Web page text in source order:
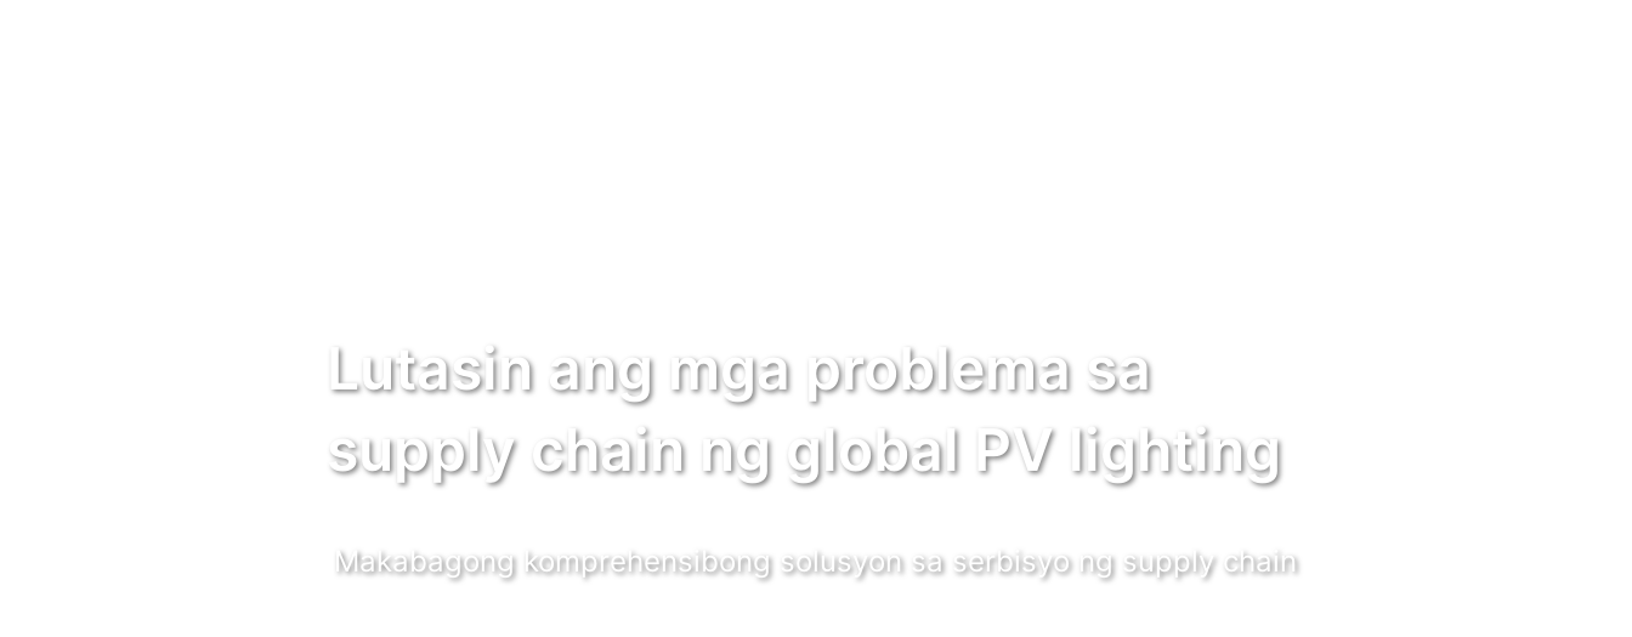
Lutasin ang mga problema sa
supply chain ng global PV lighting
Makabagong komprehensibong solusyon sa serbisyo ng supply chain